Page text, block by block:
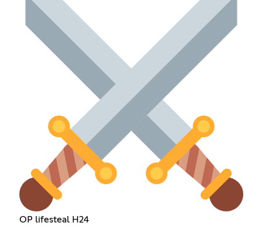
OP lifesteal H24